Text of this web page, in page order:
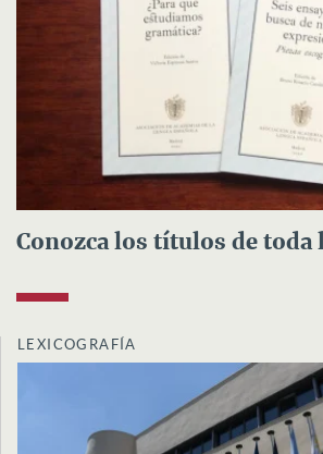
Conozca los títulos de toda
LEXICOGRAFÍA